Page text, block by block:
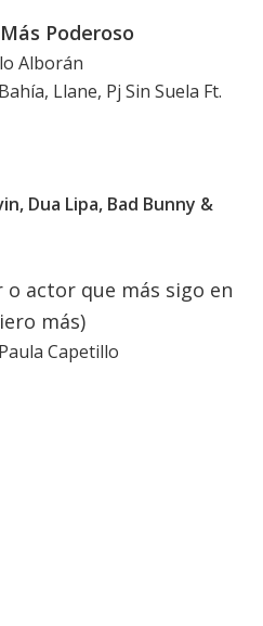
Poderoso
Alborán
Llane, Pj Sin Suela Ft.
Dua Lipa, Bad Bunny &
o actor que más sigo en
más)
Capetillo